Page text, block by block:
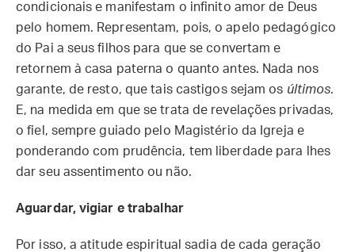
condicionais e manifestam o infinito amor de Deus
pelo homem. Representam, pois, o apelo pedagógico
do Pai a seus filhos para que se convertam e
retornem à casa paterna o quanto antes. Nada nos
garante, de resto, que tais castigos sejam os últimos.
E, na medida em que se trata de revelações privadas,
o fiel, sempre guiado pelo Magistério da Igreja e
ponderando com prudência, tem liberdade para lhes
dar seu assentimento ou não.
Aguardar, vigiar e trabalhar
Por isso, a atitude espiritual sadia de cada geração